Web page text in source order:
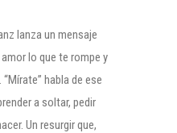
lanza un mensaje
lo que te rompe y
habla de ese
a soltar, pedir
Un resurgir que,